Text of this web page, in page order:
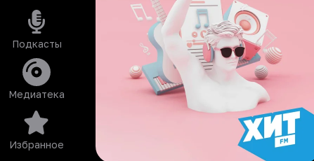
Подкасты
Медиатека
Избранное